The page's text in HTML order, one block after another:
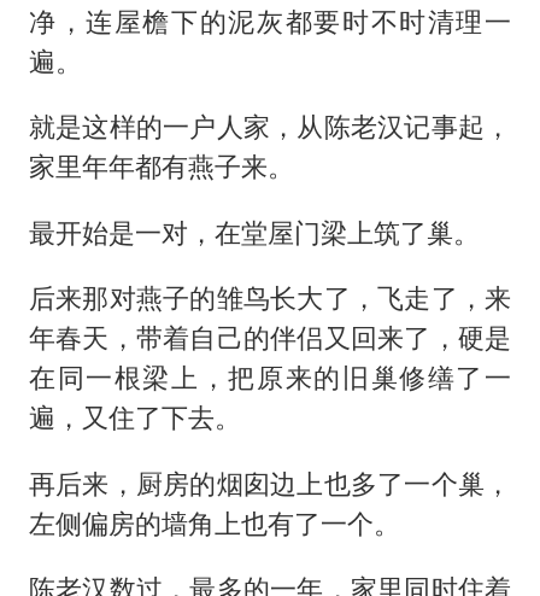
净，连屋檐下的泥灰都要时不时清理一
遍。
就是这样的一户人家，从陈老汉记事起，
家里年年都有燕子来。
最开始是一对，在堂屋门梁上筑了巢。
后来那对燕子的雏鸟长大了，飞走了，来
年春天，带着自己的伴侣又回来了，硬是
在同一根梁上，把原来的旧巢修缮了一
遍，又住了下去。
再后来，厨房的烟囱边上也多了一个巢，
左侧偏房的墙角上也有了一个。
陈老汉数过，最多的一年，家里同时住着